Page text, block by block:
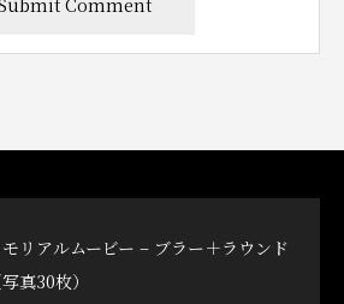
モリアルムービー – ブラー＋ラウンド
写真30枚）